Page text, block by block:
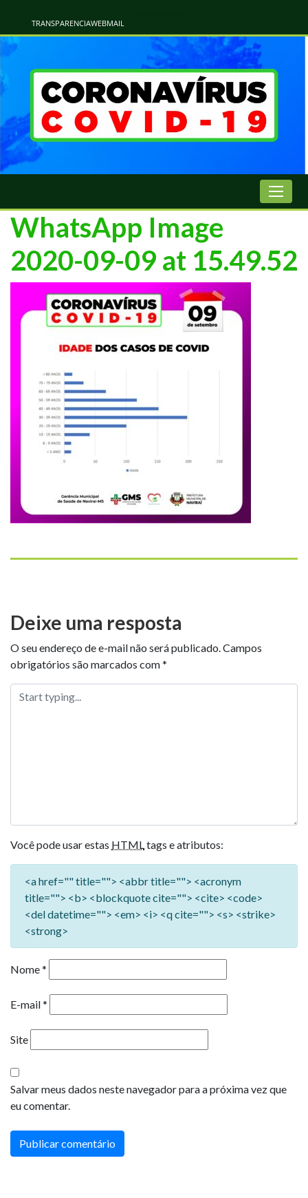
TRANSPARENCIAWEBMAIL
WhatsApp Image
2020-09-09 at 15.49.52
Deixe uma resposta
O seu endereço de e-mail não será publicado.Campos
obrigatórios são marcados com*
Você pode usar estas HTMLtags e atributos:
<a href="" title=""> <abbr title=""> <acronym
title=""> <b> <blockquote cite=""> <cite> <code>
<del datetime=""> <em> <i> <q cite=""> <s> <strike>
<strong>
Nome*
E-mail*
Site
Salvar meus dados neste navegador para a próxima vez que
eu comentar.